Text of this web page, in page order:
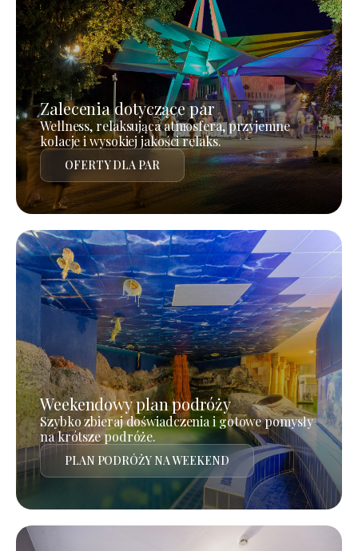
Zalecenia dotyczące par
Wellness, relaksująca atmosfera, przyjemne
kolacje i wysokiej jakości relaks.
OFERTY DLA PAR
Weekendowy plan podróży
Szybko zbieraj doświadczenia i gotowe pomysły
na krótsze podróże.
PLAN PODRÓŻY NA WEEKEND